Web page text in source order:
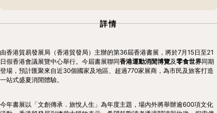
詳情
由香港貿易發展局（香港貿發局）主辦的第36屆香港書展，將於7月15日至21
日假香港會議展覽中心舉行。今屆書展聯同香港運動消閒博覽及零食世界同期
登場，預計匯聚來自近30個國家及地區、超過770家展商，為市民及旅客打造
一站式盛夏消閒體驗。
今年書展以「文創傳承．旅悅人生」為年度主題，場內外將舉辦逾600項文化